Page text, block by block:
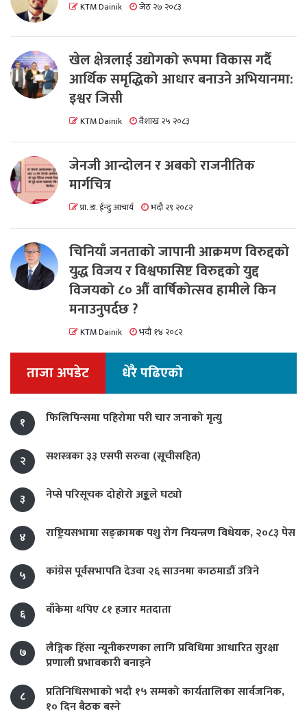
KTM Dainik जेठ २७ २०८३
खेल क्षेत्रलाई उद्योगको रूपमा विकास गर्दै
आर्थिक समृद्धिको आधार बनाउने अभियानमा:
इश्वर जिसी
KTM Dainik वैशाख २५ २०८३
जेनजी आन्दोलन र अबको राजनीतिक
मार्गचित्र
प्रा. डा. ईन्दु आचार्य भदौ २९ २०८२
चिनियाँ जनताको जापानी आक्रमण विरुद्दको
युद्ध विजय र विश्वफासिष्ट विरुद्दको युद्द
विजयको ८० औं वार्षिकोत्सव हामीले किन
मनाउनुपर्दछ ?
KTM Dainik भदौ १४ २०८२
ताजा अपडेट धेरै पढिएको
१ फिलिपिन्समा पहिरोमा परी चार जनाको मृत्यु
२ सशस्त्रका ३३ एसपी सरुवा (सूचीसहित)
३ नेप्से परिसूचक दोहोरो अङ्कले घट्यो
४ राष्ट्रियसभामा सङ्क्रामक पशु रोग नियन्त्रण विधेयक, २०८३ पेस
५ कांग्रेस पूर्वसभापति देउवा २६ साउनमा काठमाडौं उत्रिने
६ बाँकेमा थपिए ८१ हजार मतदाता
७
लैङ्गिक हिंसा न्यूनीकरणका लागि प्रविधिमा आधारित सुरक्षा
प्रणाली प्रभावकारी बनाइने
८
प्रतिनिधिसभाको भदौ १५ सम्मको कार्यतालिका सार्वजनिक,
१० दिन बैठक बस्ने